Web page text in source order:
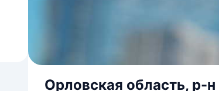
Орловская область, р-